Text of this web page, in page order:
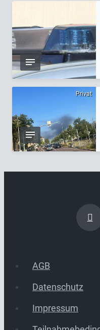
Privat
AGB
Datenschutz
Impressum